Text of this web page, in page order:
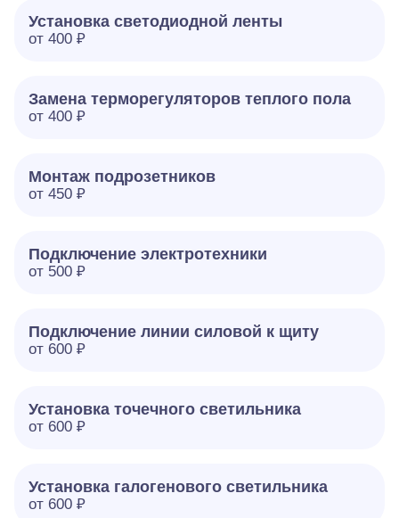
Установка светодиодной ленты
от 400 ₽
Замена терморегуляторов теплого пола
от 400 ₽
Монтаж подрозетников
от 450 ₽
Подключение электротехники
от 500 ₽
Подключение линии силовой к щиту
от 600 ₽
Установка точечного светильника
от 600 ₽
Установка галогенового светильника
от 600 ₽